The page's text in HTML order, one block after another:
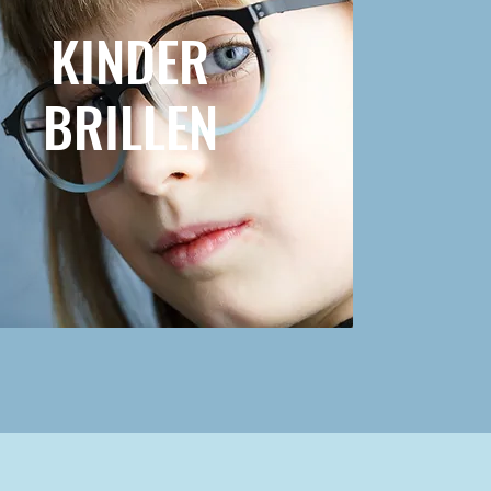
KINDER
BRILLEN